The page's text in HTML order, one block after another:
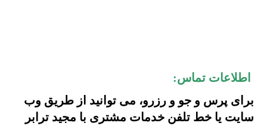
اطلاعات تماس:
برای پرس و جو و رزرو، می توانید از طریق وب
سایت یاخط تلفن خدمات مشتری با مجید ترابر